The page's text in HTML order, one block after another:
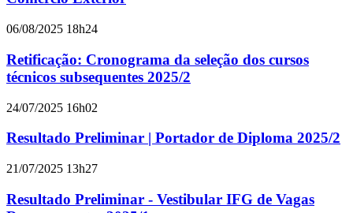
06/08/2025 18h24
Retificação: Cronograma da seleção dos cursos
técnicos subsequentes 2025/2
24/07/2025 16h02
Resultado Preliminar | Portador de Diploma 2025/2
21/07/2025 13h27
Resultado Preliminar - Vestibular IFG de Vagas